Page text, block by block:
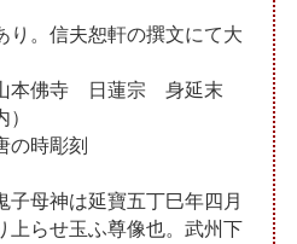
り。信夫恕軒の撰文にて大
山本佛寺 日蓮宗 身延末
の時彫刻
子母神は延寶五丁巳年四月
上らせ玉ふ尊像也。武州下